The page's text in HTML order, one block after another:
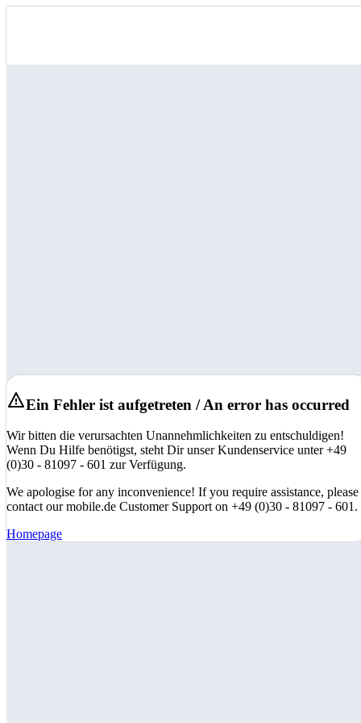
Ein Fehler ist aufgetreten / An error has occurred
Wir bitten die verursachten Unannehmlichkeiten zu entschuldigen!
Wenn Du Hilfe benötigst, steht Dir unser Kundenservice unter +49
(0)30 - 81097 - 601 zur Verfügung.
We apologise for any inconvenience! If you require assistance, please
contact our mobile.de Customer Support on +49 (0)30 - 81097 - 601.
Homepage